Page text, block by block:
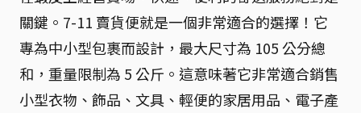
關鍵。7-11 賣貨便就是一個非常適合的選擇！它
專為中小型包裹而設計，最大尺寸為 105 公分總
和，重量限制為 5 公斤。這意味著它非常適合銷售
小型衣物、飾品、文具、輕便的家居用品、電子產